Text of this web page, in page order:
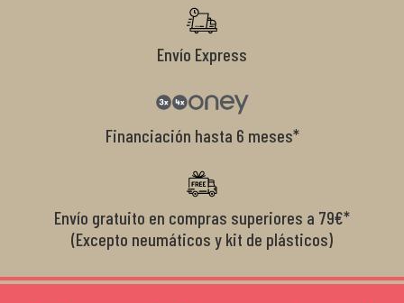
Envío Express
Financiación hasta 6 meses*
Envío gratuito en compras superiores a 79€*
(Excepto neumáticos y kit de plásticos)